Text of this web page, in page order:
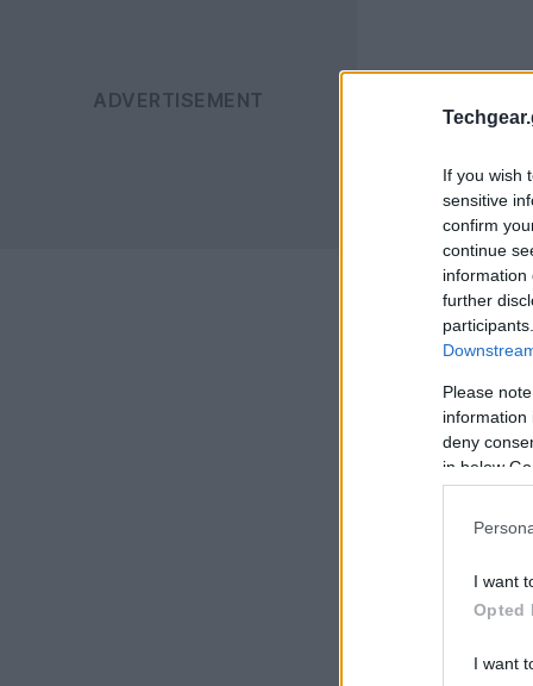
If you wish
sensitive
confirm
continue
information
further
Please
information
deny
in below
I want
Opted
I want